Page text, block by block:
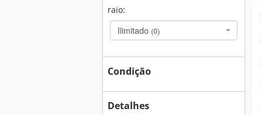
raio:
Ilimitado (0)
Condição
Detalhes